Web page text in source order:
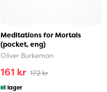
Meditations for Mortals
(pocket, eng)
Oliver Burkeman
161 kr 172 kr
I lager